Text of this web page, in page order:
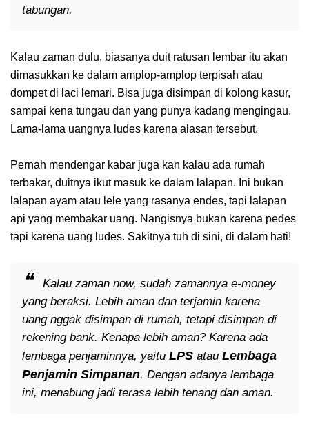
tabungan.
Kalau zaman dulu, biasanya duit ratusan lembar itu akan
dimasukkan ke dalam amplop-amplop terpisah atau
dompet di laci lemari. Bisa juga disimpan di kolong kasur,
sampai kena tungau dan yang punya kadang mengingau.
Lama-lama uangnya ludes karena alasan tersebut.
Pernah mendengar kabar juga kan kalau ada rumah
terbakar, duitnya ikut masuk ke dalam lalapan. Ini bukan
lalapan ayam atau lele yang rasanya endes, tapi lalapan
api yang membakar uang. Nangisnya bukan karena pedes
tapi karena uang ludes. Sakitnya tuh di sini, di dalam hati!
Kalau zaman now, sudah zamannya e-money
yang beraksi. Lebih aman dan terjamin karena
uang nggak disimpan di rumah, tetapi disimpan di
rekening bank. Kenapa lebih aman? Karena ada
lembaga penjaminnya, yaitu LPS atauLembaga
Penjamin Simpanan. Dengan adanya lembaga
ini, menabung jadi terasa lebih tenang dan aman.